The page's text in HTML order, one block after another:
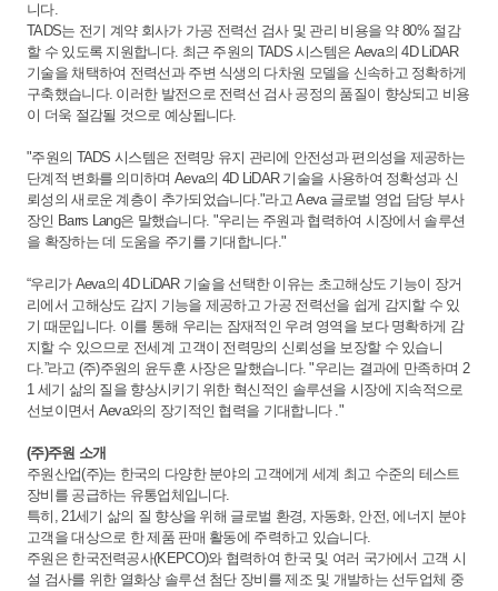
니다.
TADS는 전기 계약 회사가 가공 전력선 검사 및 관리 비용을 약 80% 절감
할 수 있도록 지원합니다. 최근 주원의 TADS 시스템은 Aeva의 4D LiDAR
기술을 채택하여 전력선과 주변 식생의 다차원 모델을 신속하고 정확하게
구축했습니다. 이러한 발전으로 전력선 검사 공정의 품질이 향상되고 비용
이 더욱 절감될 것으로 예상됩니다.
"주원의 TADS 시스템은 전력망 유지 관리에 안전성과 편의성을 제공하는
단계적 변화를 의미하며 Aeva의 4D LiDAR 기술을 사용하여 정확성과 신
뢰성의 새로운 계층이 추가되었습니다."라고 Aeva 글로벌 영업 담당 부사
장인 Barrs Lang은 말했습니다. "우리는 주원과 협력하여 시장에서 솔루션
을 확장하는 데 도움을 주기를 기대합니다."
“우리가 Aeva의 4D LiDAR 기술을 선택한 이유는 초고해상도 기능이 장거
리에서 고해상도 감지 기능을 제공하고 가공 전력선을 쉽게 감지할 수 있
기 때문입니다. 이를 통해 우리는 잠재적인 우려 영역을 보다 명확하게 감
지할 수 있으므로 전세계 고객이 전력망의 신뢰성을 보장할 수 있습니
다.”라고 (주)주원의 윤두훈 사장은 말했습니다. "우리는 결과에 만족하며 2
1 세기 삶의 질을 향상시키기 위한 혁신적인 솔루션을 시장에 지속적으로
선보이면서 Aeva와의 장기적인 협력을 기대합니다 ."
(주)주원 소개
주원산업(주)는 한국의 다양한 분야의 고객에게 세계 최고 수준의 테스트
장비를 공급하는 유통업체입니다.
특히, 21세기 삶의 질 향상을 위해 글로벌 환경, 자동화, 안전, 에너지 분야
고객을 대상으로 한 제품 판매 활동에 주력하고 있습니다.
주원은 한국전력공사(KEPCO)와 협력하여 한국 및 여러 국가에서 고객 시
설 검사를 위한 열화상 솔루션 첨단 장비를 제조 및 개발하는 선두업체 중